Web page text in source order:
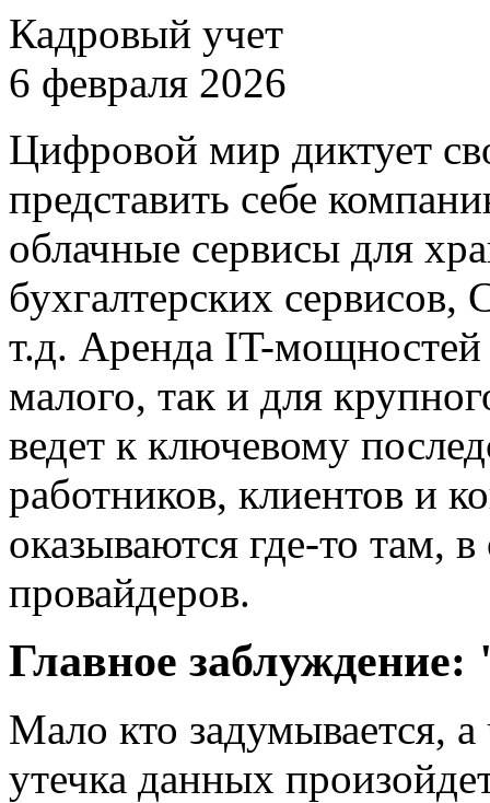
Кадровый учет
6 февраля 2026
Цифровой мир диктует
представить себе
облачные сервисы для
бухгалтерских сервисов,
т.д. Аренда IT-мощностей
малого, так и для
ведет к ключевому
работников, клиентов и
оказываются где-то там,
провайдеров.
Главное
Мало кто задумывается, а
утечка данных